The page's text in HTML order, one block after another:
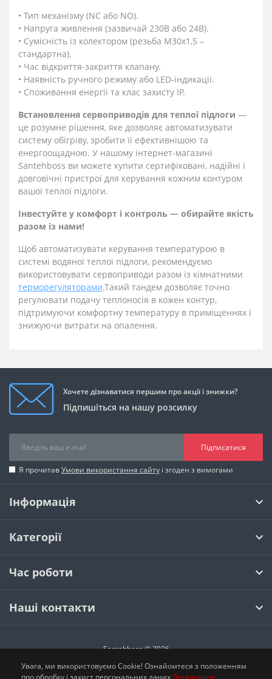
• Тип механізму (NC або NO).
• Напруга живлення (зазвичай 230В або 24В).
• Сумісність із колектором (резьба M30x1,5 –
стандартна).
• Час відкриття-закриття клапану.
• Наявність ручного режиму або LED-індикації.
• Споживання енергії та клас захисту IP.
Встановлення сервоприводів для теплої підлоги —
це розумне рішення, яке дозволяє автоматизувати
систему обігріву, зробити її ефективнішою та
енергоощадною. У нашому інтернет-магазині
Santehboss ви можете купити сертифіковані, надійні і
довговічні пристрої для керування кожним контуром
вашої теплої підлоги.
Інвестуйте у комфорт і контроль — обирайте якість
разом із нами!
Щоб автоматизувати керування температурою в
системі водяної теплої підлоги, рекомендуємо
використовувати сервоприводи разом із кімнатними
терморегуляторами.Такий тандем дозволяє точно
регулювати подачу теплоносія в кожен контур,
підтримуючи комфортну температуру в приміщеннях і
знижуючи витрати на опалення.
Хочете дізнаватися першим про акції і знижки?
Підпишіться на нашу розсилку
Підписатися
Я прочитавУмови використання сайту і згоден з вимогами
Інформація
Категорії
Час роботи
Наші контакти
Santehboss © 2026
Увага, ми використовуємо Cookie! Ознайомтеся з положенням
про обробку і захист персональних даних Детальніше